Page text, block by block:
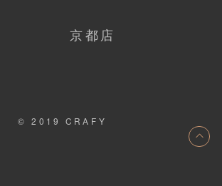
京都店
© 2019 CRAFY